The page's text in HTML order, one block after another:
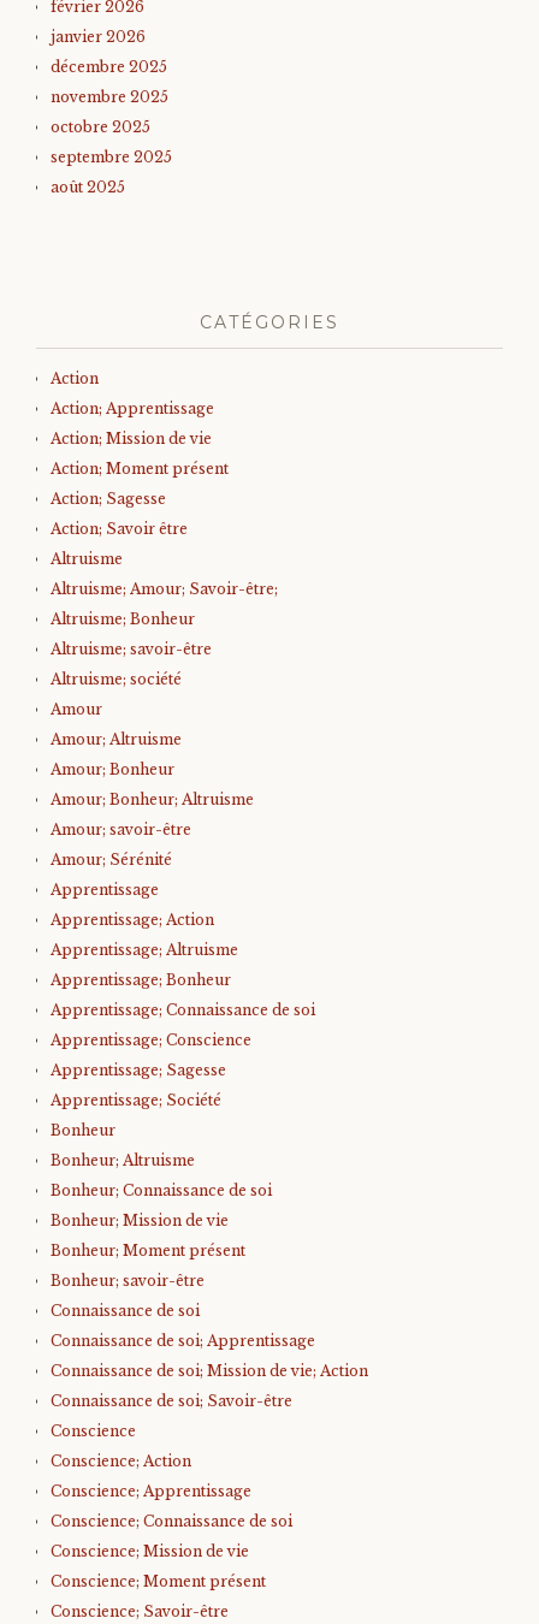
février 2026
janvier 2026
décembre 2025
novembre 2025
octobre 2025
septembre 2025
août 2025
CATÉGORIES
Action
Action; Apprentissage
Action; Mission de vie
Action; Moment présent
Action; Sagesse
Action; Savoir être
Altruisme
Altruisme; Amour; Savoir-être;
Altruisme; Bonheur
Altruisme; savoir-être
Altruisme; société
Amour
Amour; Altruisme
Amour; Bonheur
Amour; Bonheur; Altruisme
Amour; savoir-être
Amour; Sérénité
Apprentissage
Apprentissage; Action
Apprentissage; Altruisme
Apprentissage; Bonheur
Apprentissage; Connaissance de soi
Apprentissage; Conscience
Apprentissage; Sagesse
Apprentissage; Société
Bonheur
Bonheur; Altruisme
Bonheur; Connaissance de soi
Bonheur; Mission de vie
Bonheur; Moment présent
Bonheur; savoir-être
Connaissance de soi
Connaissance de soi; Apprentissage
Connaissance de soi; Mission de vie; Action
Connaissance de soi; Savoir-être
Conscience
Conscience; Action
Conscience; Apprentissage
Conscience; Connaissance de soi
Conscience; Mission de vie
Conscience; Moment présent
Conscience; Savoir-être